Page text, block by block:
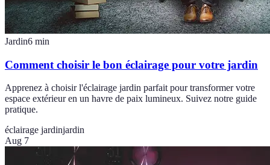
Jardin6 min
Comment choisir le bon éclairage pour votre jardin
Apprenez à choisir l'éclairage jardin parfait pour transformer votre
espace extérieur en un havre de paix lumineux. Suivez notre guide
pratique.
éclairage jardinjardin
Aug 7